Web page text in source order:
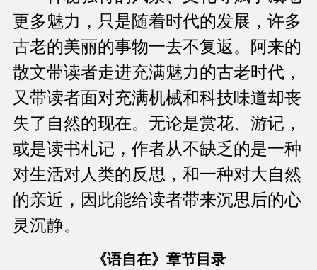
更多魅力，只是随着时代的发展，许多
古老的美丽的事物一去不复返。阿来的
散文带读者走进充满魅力的古老时代，
又带读者面对充满机械和科技味道却丧
失了自然的现在。无论是赏花、游记，
或是读书札记，作者从不缺乏的是一种
对生活对人类的反思，和一种对大自然
的亲近，因此能给读者带来沉思后的心
灵沉静。
《语自在》章节目录